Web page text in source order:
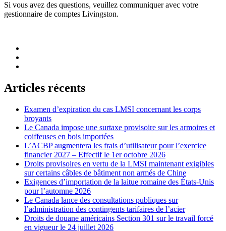
Si vous avez des questions, veuillez communiquer avec votre
gestionnaire de comptes Livingston.
Articles récents
Examen d’expiration du cas LMSI concernant les corps
broyants
Le Canada impose une surtaxe provisoire sur les armoires et
coiffeuses en bois importées
L’ACBP augmentera les frais d’utilisateur pour l’exercice
financier 2027 – Effectif le 1er octobre 2026
Droits provisoires en vertu de la LMSI maintenant exigibles
sur certains câbles de bâtiment non armés de Chine
Exigences d’importation de la laitue romaine des États-Unis
pour l’automne 2026
Le Canada lance des consultations publiques sur
l’administration des contingents tarifaires de l’acier
Droits de douane américains Section 301 sur le travail forcé
en vigueur le 24 juillet 2026